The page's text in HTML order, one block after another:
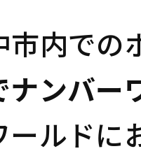
市内での
ナンバー
ールドに